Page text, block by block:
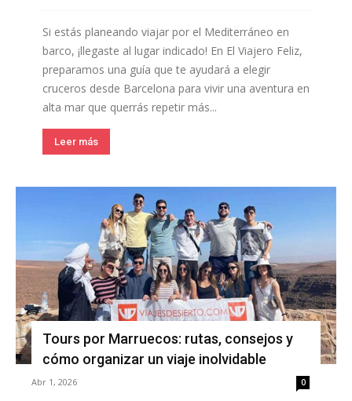
Si estás planeando viajar por el Mediterráneo en
barco, ¡llegaste al lugar indicado! En El Viajero Feliz,
preparamos una guía que te ayudará a elegir
cruceros desde Barcelona para vivir una aventura en
alta mar que querrás repetir más...
Leer más
Tours por Marruecos: rutas, consejos y
cómo organizar un viaje inolvidable
Abr 1, 2026 0